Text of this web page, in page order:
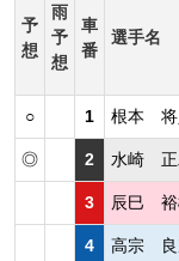
予
想
雨
予
想
車
番
選手名
○ 1 根本 将
◎ 2 水崎 正
3 辰巳 裕
4 高宗 良